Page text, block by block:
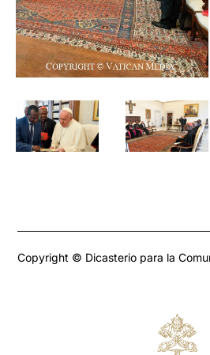
Copyright © Dicasterio para la